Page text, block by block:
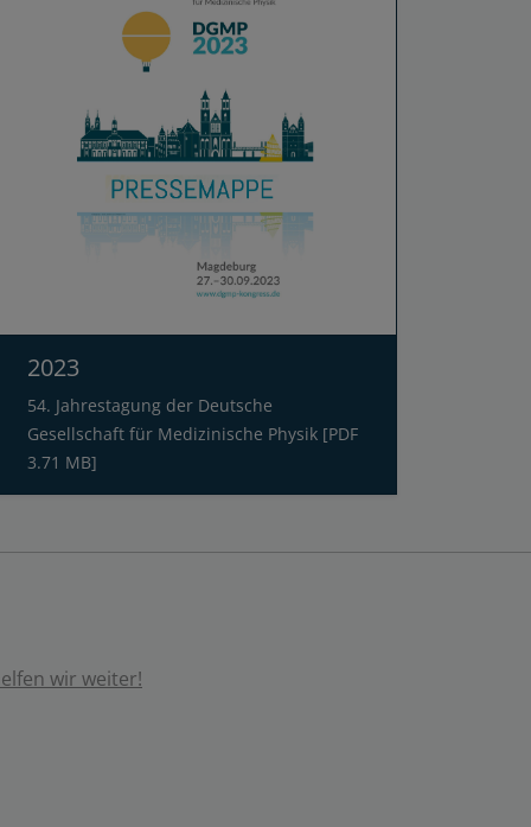
2023
54. Jahrestagung der Deutsche
Gesellschaft für Medizinische Physik [PDF
3.71 MB]
wir weiter!